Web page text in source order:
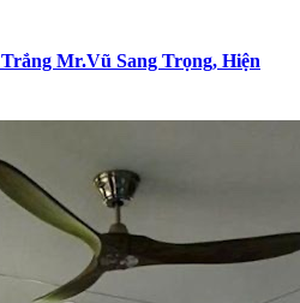
Mr.Vũ Sang Trọng, Hiện